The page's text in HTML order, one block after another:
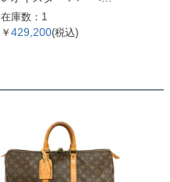
ュアル デイト 腕時計 シ
ルバー文字盤 7桁 2番台
在庫数：1
￥ 429,200(税込)